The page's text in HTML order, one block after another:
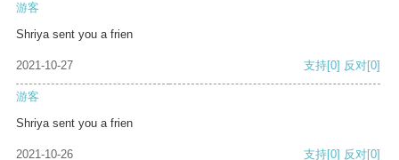
游客
Shriya sent you a frien
2021-10-27 支持[0] 反对[0]
游客
Shriya sent you a frien
2021-10-26 支持[0] 反对[0]